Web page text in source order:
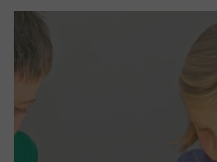
Bildergalerie überspringen